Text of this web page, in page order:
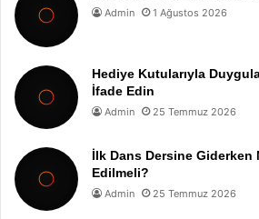
Admin 1 Ağustos 2026
Hediye Kutularıyla
İfade Edin
Admin 25 Temmuz 2026
İlk Dans Dersine Giderken
Edilmeli?
Admin 25 Temmuz 2026